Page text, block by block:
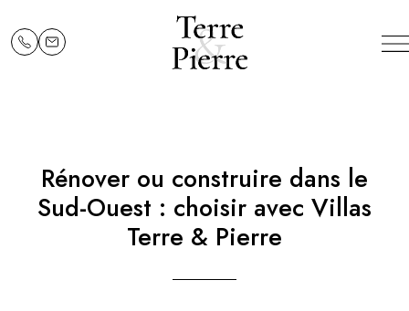
Rénover ou construire dans le
Sud-Ouest : choisir avec Villas
Terre & Pierre